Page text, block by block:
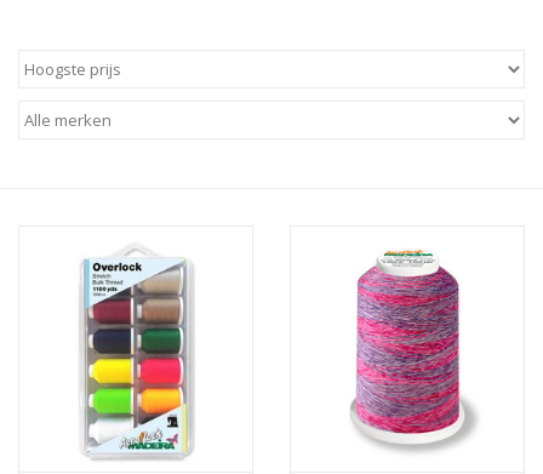
Opbergsystemen
Breien en haken
Handwerk
Workshop